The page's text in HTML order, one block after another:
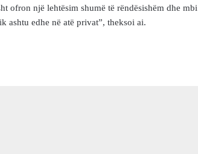
ofron një lehtësim shumë të rëndësishëm dhe mbi
ashtu edhe në atë privat”, theksoi ai.